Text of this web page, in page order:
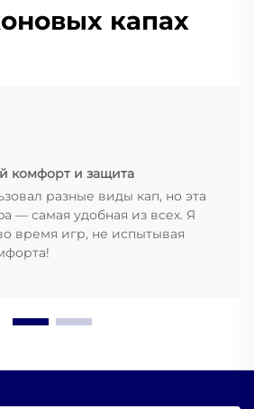
капах
комфорт и защита
разные виды кап, но эта
— самая удобная из всех. Я
время игр, не испытывая